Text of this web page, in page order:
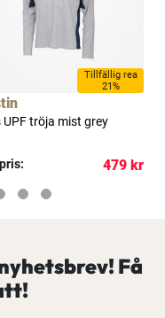
Tillfällig rea
21%
UPF tröja mist grey
479 kr
Få